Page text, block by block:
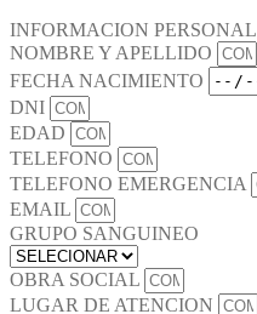
INFORMACION PERSONAL
NOMBRE Y APELLIDO
FECHA NACIMIENTO
DNI
EDAD
TELEFONO
TELEFONO EMERGENCIA
EMAIL
GRUPO SANGUINEO
OBRA SOCIAL
LUGAR DE ATENCION